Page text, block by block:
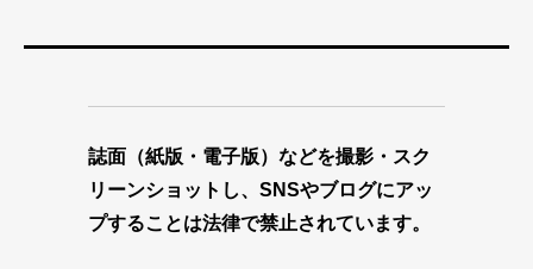
誌面（紙版・電子版）などを撮影・スク
リーンショットし、SNSやブログにアッ
プすることは法律で禁止されています。